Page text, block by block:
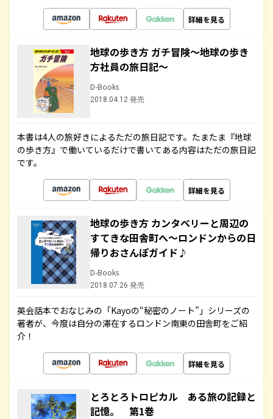
詳細を見る
地球の歩き方 ガチ冒険～地球の歩き
方社員の旅日記～
D-Books
2018.04.12 発売
本書は4人の旅好きによるただの旅日記です。たまたま『地球
の歩き方』で働いているだけで書いてある内容はただの旅日記
です。
詳細を見る
地球の歩き方 カンタベリーと周辺の
すてきな田舎町へ～ロンドンからの日
帰りおさんぽガイド♪
D-Books
2018.07.26 発売
英会話本でおなじみの「Kayoの“秘密のノート”」シリーズの
著者が、今度は自分の滞在するロンドン南東の田舎町をご紹
介！
詳細を見る
とろとろトロピカル ある旅の記録と
記憶。 第1巻